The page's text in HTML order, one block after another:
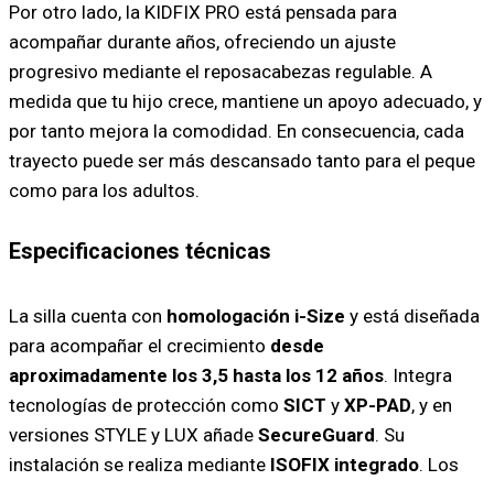
Por otro lado, la KIDFIX PRO está pensada para
acompañar durante años, ofreciendo un ajuste
progresivo mediante el reposacabezas regulable. A
medida que tu hijo crece, mantiene un apoyo adecuado, y
por tanto mejora la comodidad. En consecuencia, cada
trayecto puede ser más descansado tanto para el peque
como para los adultos.
Especificaciones técnicas
La silla cuenta con homologación i-Size y está diseñada
para acompañar el crecimiento desde
aproximadamente los 3,5 hasta los 12 años. Integra
tecnologías de protección como SICT y XP-PAD, y en
versiones STYLE y LUX añade SecureGuard. Su
instalación se realiza mediante ISOFIX integrado. Los